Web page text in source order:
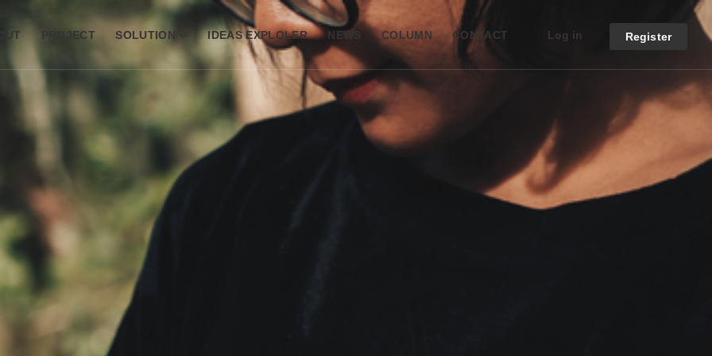
PROJECT SOLUTION IDEAS EXPLOLER NEWS COLUMN CONTACT Log in Register